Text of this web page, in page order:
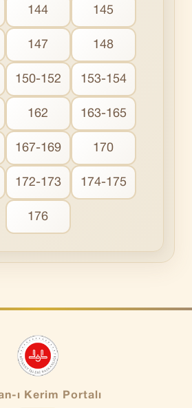
144 145
147 148
150-152 153-154
162 163-165
167-169 170
172-173 174-175
176
ı Kerim Portalı